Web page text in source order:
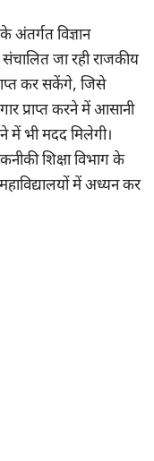
अंतर्गत विज्ञान
जा रही राजकीय
कर सकेंगे, जिसे
प्राप्त करने में आसानी
में भी मदद मिलेगी।
शिक्षा विभाग के
में अध्यन कर